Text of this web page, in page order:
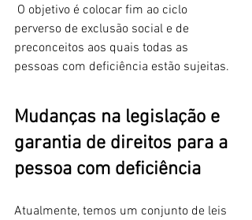
O objetivo é colocar fim ao ciclo
perverso de exclusão social e de
preconceitos aos quais todas as
pessoas com deficiência estão sujeitas.
Mudanças na legislação e
garantia de direitos para a
pessoa com deficiência
Atualmente, temos um conjunto de leis